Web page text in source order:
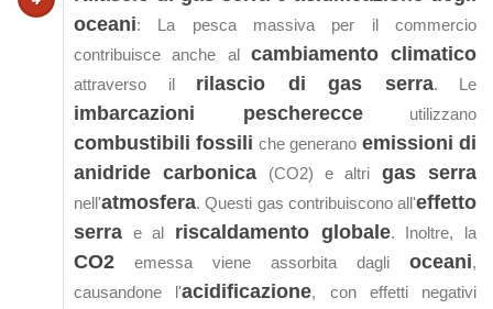
oceani: La pesca massiva per il commercio
contribuisce anche al cambiamento climatico
attraverso il rilascio di gas serra. Le
imbarcazioni pescherecceutilizzano
combustibili fossili che generano emissioni di
anidride carbonica (CO2) e altri gas serra
nell'atmosfera. Questi gas contribuiscono all'effetto
serra e al riscaldamento globale. Inoltre, la
CO2 emessa viene assorbita dagli oceani,
causandone l'acidificazione, con effetti negativi